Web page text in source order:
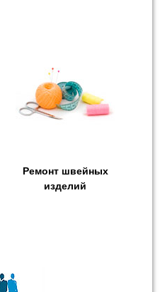
Ремонт швейных
изделий